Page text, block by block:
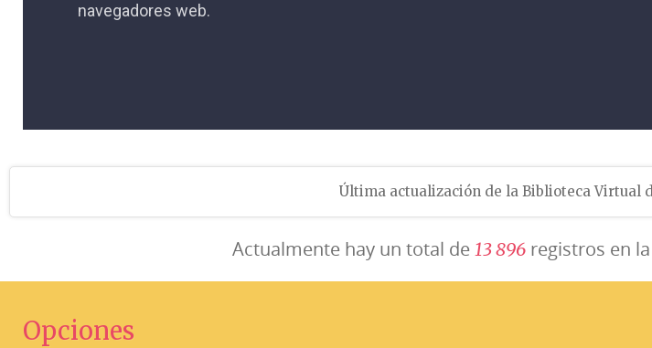
navegadores web.
Última actualización de la Biblioteca Virtual
Actualmente hay un total de 13896registros en la
Opciones